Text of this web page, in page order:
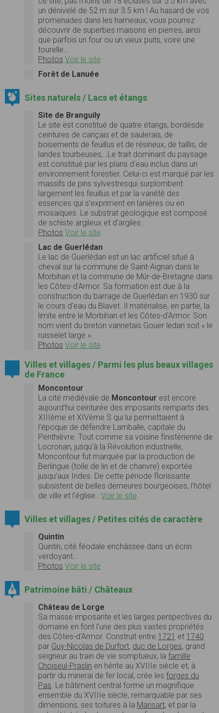
un dénivelé de 52 m sur 3.5 km ! Au hasard de vos
promenades dans les hameaux, vous pourrez
découvrir de superbes maisons en pierres, ainsi
que parfois un four ou un vieux puits, voire une
tourelle…
Photos Voir le site
Forêt de Lanuée
Sites naturels / Lacs et étangs
Site de Branguily
Le site est constitué de quatre étangs, bordésde
ceintures de cariçais et de saulerais, de
boisements de feuillus et de résineux, de taillis, de
landes tourbeuses,…Le trait dominant du paysage
est constitué par les plans d’eau inclus dans un
environnement forestier. Celui-ci est marqué par les
massifs de pins sylvestresqui surplombent
largement les feuillus et par la variété des
essences qui s’expriment en lanières ou en
mosaïques. Le substrat géologique est composé
de schiste argileux et d’argiles...
Photos Voir le site
Lac de Guerlédan
Le lac de Guerlédan est un lac artificiel situé à
cheval sur la commune de Saint-Aignan dans le
Morbihan et la commune de Mûr-de-Bretagne dans
les Côtes-d'Armor. Sa formation est due à la
construction du barrage de Guerlédan en 1930 sur
le cours d'eau du Blavet. Il matérialise, en partie, la
limite entre le Morbihan et les Côtes-d'Armor. Son
nom vient du breton vannetais Gouer ledan soit « le
ruisselet large ».
Photos Voir le site
Villes et villages / Parmi les plus beaux villages
de France
Moncontour
La cité médiévale de Moncontour est encore
aujourd’hui ceinturée des imposants remparts des
XIIIème et XIVème S qui lui permettaient à
l’époque de défendre Lamballe, capitale du
Penthièvre. Tout comme sa voisine finistèrienne de
Locronan, jusqu’à la Révolution industrielle,
Moncontour fut marquée par la production de
Berlingue (toile de lin et de chanvre) exportée
jusqu’aux Indes. De cette période florissante
subsistent de belles demeures bourgeoises, l’hôtel
de ville et l’église.. Voir le site
Villes et villages / Petites cités de caractère
Quintin
Quintin, cité féodale enchâssée dans un écrin
verdoyant...
Photos Voir le site
Patrimoine bâti / Châteaux
Château de Lorge
Sa masse imposante et les larges perspectives du
domaine en font l’une des plus vastes propriétés
des Côtes-d'Armor. Construit entre 1721 et 1740
par Guy-Nicolas de Durfort, duc de Lorges, grand
seigneur au train de vie somptueux, la famille
Choiseul-Praslin en hérite au XVIIIe siècle et, à
partir du minerai de fer local, crée les forges du
Pas. Le bâtiment central forme un magnifique
ensemble du XVIIIe siècle, remarquable par ses
dimensions, ses toitures à la Mansart, et par la